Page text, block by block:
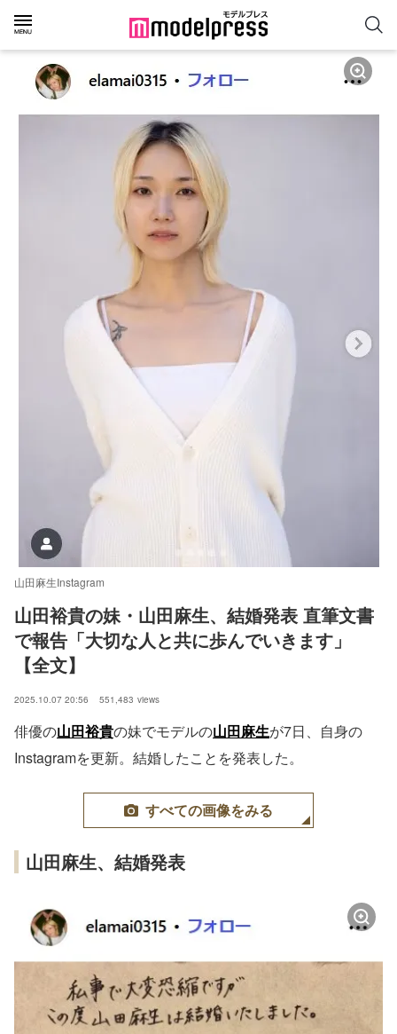
山田麻生Instagram
山田裕貴の妹・山田麻生、結婚発表 直筆文書
で報告「大切な人と共に歩んでいきます」
【全文】
2025.10.07 20:56 551,483 views
俳優の山田裕貴の妹でモデルの山田麻生が7日、自身の
Instagramを更新。結婚したことを発表した。
すべての画像をみる
山田麻生、結婚発表